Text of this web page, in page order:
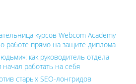
курсов Webcom Academy
работе прямо на защите диплома
как руководитель отдела
работать на себя
старых SEO-лонгридов